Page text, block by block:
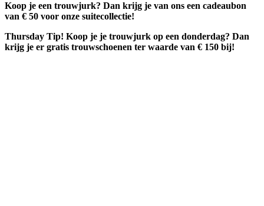
Koop je een trouwjurk? Dan krijg je van ons een cadeaubon
van € 50 voor onze suitecollectie!
Thursday Tip! Koop je je trouwjurk op een donderdag? Dan
krijg je er gratis trouwschoenen ter waarde van € 150 bij!